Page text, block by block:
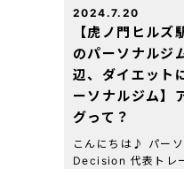
2024.7.20
【虎ノ門ヒルズ
のパーソナルジ
辺、ダイエット
ーソナルジム】
グって？
こんにちは♪ パー
Decision 代表トレ